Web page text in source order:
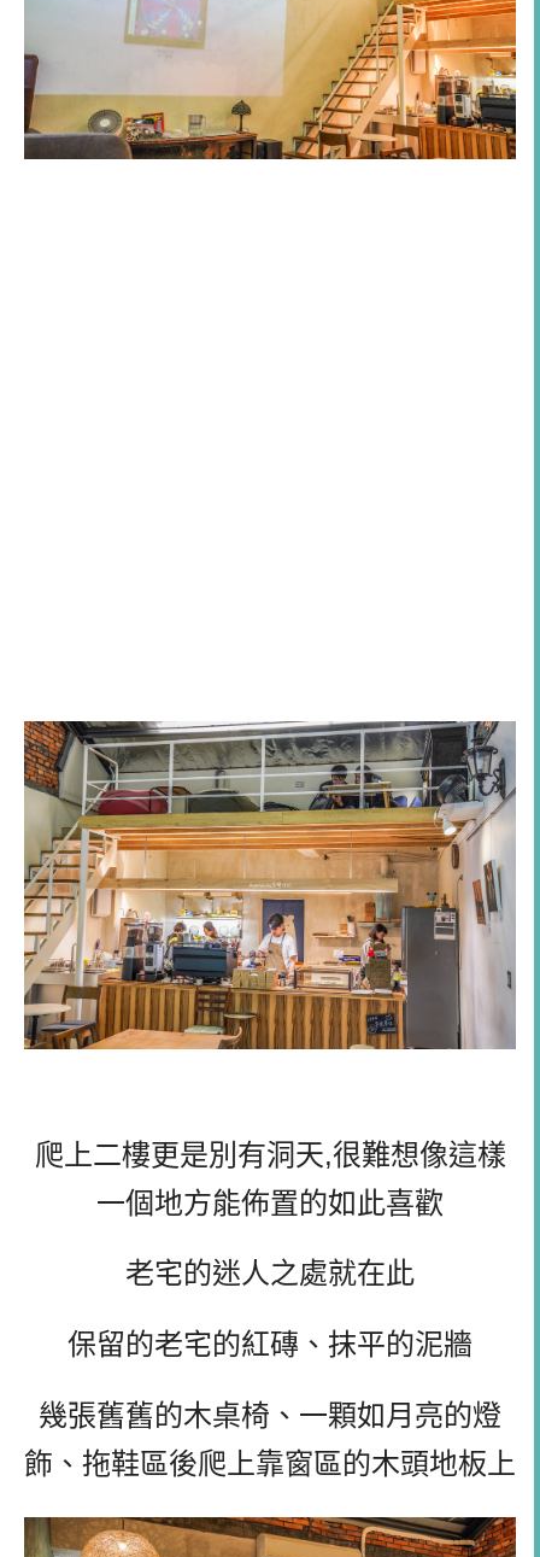
爬上二樓更是別有洞天,很難想像這樣
一個地方能佈置的如此喜歡
老宅的迷人之處就在此
保留的老宅的紅磚、抹平的泥牆
幾張舊舊的木桌椅、一顆如月亮的燈
飾、拖鞋區後爬上靠窗區的木頭地板上